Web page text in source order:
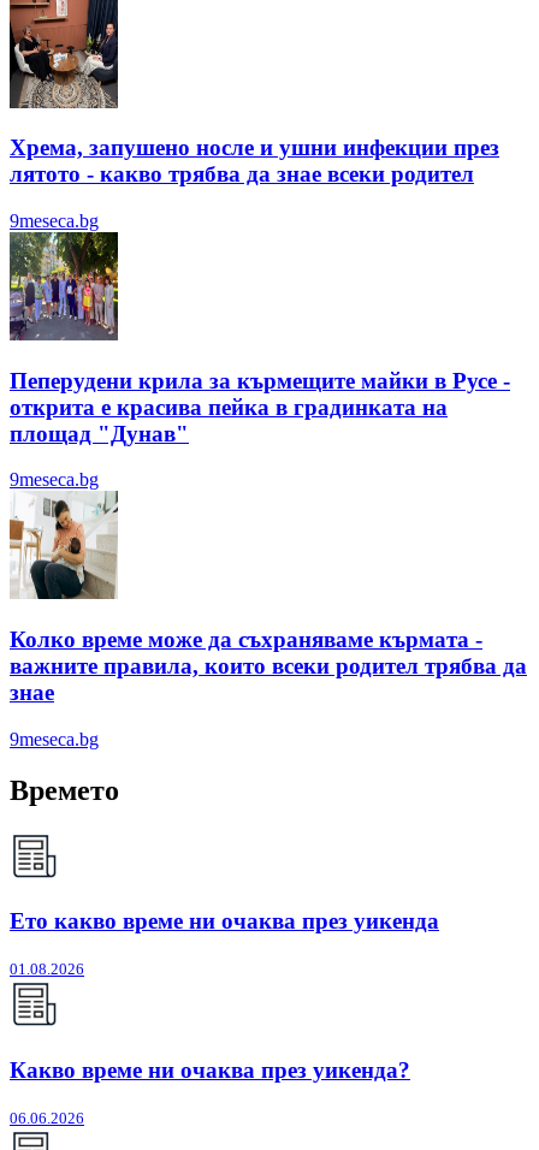
Хрема, запушено носле и ушни инфекции през
лятотo - какво трябва да знае всеки родител
9meseca.bg
Пеперудени крила за кърмещите майки в Русе -
открита е красива пейка в градинката на
площад "Дунав"
9meseca.bg
Колко време може да съхраняваме кърмата -
важните правила, които всеки родител трябва да
знае
9meseca.bg
Времето
Ето какво време ни очаква през уикенда
01.08.2026
Какво време ни очаква през уикенда?
06.06.2026